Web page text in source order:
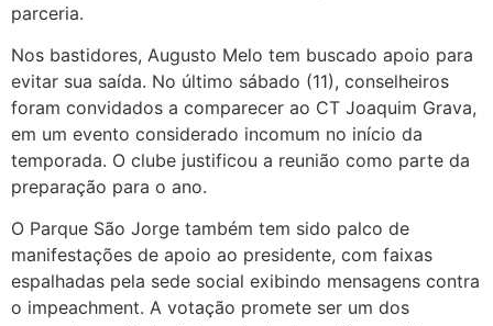
parceria.
Nos bastidores, Augusto Melo tem buscado apoio para
evitar sua saída. No último sábado (11), conselheiros
foram convidados a comparecer ao CT Joaquim Grava,
em um evento considerado incomum no início da
temporada. O clube justificou a reunião como parte da
preparação para o ano.
O Parque São Jorge também tem sido palco de
manifestações de apoio ao presidente, com faixas
espalhadas pela sede social exibindo mensagens contra
o impeachment. A votação promete ser um dos